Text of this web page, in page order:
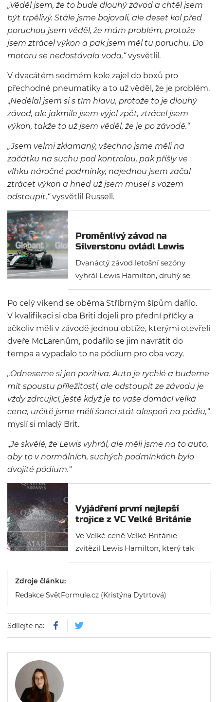
„Věděl jsem, že to bude dlouhý závod a chtěl jsem
být trpělivý. Stále jsme bojovali, ale deset kol před
poruchou jsem věděl, že mám problém, protože
jsem ztrácel výkon a pak jsem měl tu poruchu. Do
motoru se nedostávala voda,“vysvětlil.
V dvacátém sedmém kole zajel do boxů pro
přechodné pneumatiky a to už věděl, že je problém.
„Nedělal jsem si s tím hlavu, protože to je dlouhý
závod, ale jakmile jsem vyjel zpět, ztrácel jsem
výkon, takže to už jsem věděl, že je po závodě.“
„Jsem velmi zklamaný, všechno jsme měli na
začátku na suchu pod kontrolou, pak přišly ve
vlhku náročné podmínky, najednou jsem začal
ztrácet výkon a hned už jsem musel s vozem
odstoupit,“vysvětlil Russell.
Proměnlivý závod na
Silverstonu ovládl Lewis
Dvanáctý závod letošní sezóny
vyhrál Lewis Hamilton, druhý se
umístil Max Verstappen a na třetím
místě skončil Lando Norris.
Královna motorsportu na
Silverstonu nezklamala a
předvedla dokonalou show, kdy vše
záviselo na správném
zastávek v boxech.
Po celý víkend se oběma Stříbrným šípům dařilo.
V kvalifikaci si oba Briti dojeli pro přední příčky a
ačkoliv měli v závodě jednou obtíže, kterými otevřeli
dveře McLarenům, podařilo se jim navrátit do
tempa a vypadalo to na pódium pro oba vozy.
„Odneseme si jen pozitiva. Auto je rychlé a budeme
mít spoustu příležitostí, ale odstoupit ze závodu je
vždy zdrcující, ještě když je to vaše domácí velká
cena, určitě jsme měli šanci stát alespoň na pódiu,“
myslí si mladý Brit.
„Je skvělé, že Lewis vyhrál, ale měli jsme na to auto,
aby to v normálních, suchých podmínkách bylo
dvojité pódium.“
Vyjádření první nejlepší
trojice z VC Velké Británie
Ve Velké ceně Velké Británie
zvítězil Lewis Hamilton, který tak
pokořil rekord nejvíce vítězství na
umístil Max Verstappen a na třetím
Lando Norris. Jak se jezdci po
závodě vyjádřili?
Zdroje článku:
Redakce SvětFormule.cz (Kristýna Dytrtová)
Sdílejte na: